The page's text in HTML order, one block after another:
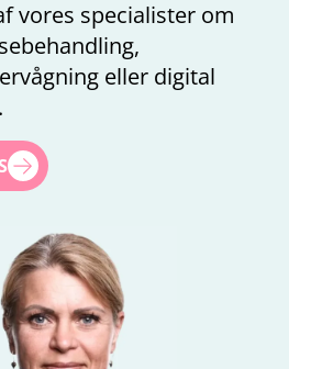
vores specialister om
eller digital